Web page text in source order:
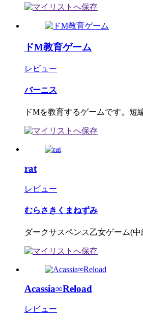
ドM教育ゲーム
レビュー
バーニス
ドMを教育するゲームです。短
rat
レビュー
むらさきくまねずみ
ダークサスペンス乙女ゲーム(中
Acassia∞Reload
レビュー